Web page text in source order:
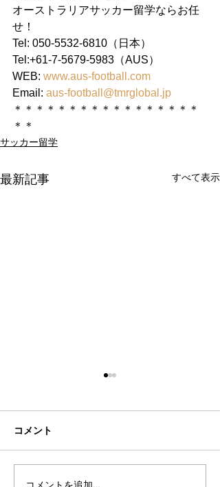
オーストラリアサッカー留学ならお任
せ！
Tel: 050-5532-6810（日本）
Tel:+61-7-5679-5983（AUS）
WEB: www.aus-football.com
Email: aus-football@tmrglobal.jp
＊＊＊＊＊＊＊＊＊＊＊＊＊＊＊＊＊
＊＊
サッカー留学
最新記事 すべて表示
シーズン終了
コメント